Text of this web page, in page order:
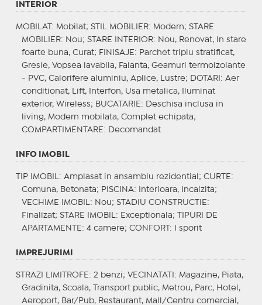
INTERIOR
MOBILAT : Mobilat; STIL MOBILIER: Modern; STARE
MOBILIER: Nou; STARE INTERIOR: Nou, Renovat, In stare
foarte buna, Curat; FINISAJE : Parchet triplu stratificat,
Gresie, Vopsea lavabila, Faianta, Geamuri termoizolante
- PVC, Calorifere aluminiu, Aplice, Lustre;
DOTARI : Aer
conditionat, Lift, Interfon, Usa metalica, Iluminat
exterior, Wireless; BUCATARIE : Deschisa inclusa in
living, Modern mobilata, Complet echipata;
COMPARTIMENTARE : Decomandat
INFO IMOBIL
TIP IMOBIL : Amplasat in ansamblu rezidential; CURTE :
Comuna, Betonata; PISCINA: Interioara, Incalzita;
VECHIME IMOBIL : Nou; STADIU CONSTRUCTIE :
Finalizat; STARE IMOBIL : Exceptionala;
TIPURI DE
APARTAMENTE : 4 camere; CONFORT : I sporit
IMPREJURIMI
STRAZI LIMITROFE : 2 benzi; VECINATATI : Magazine, Piata,
Gradinita, Scoala, Transport public, Metrou, Parc, Hotel,
Aeroport, Bar/Pub, Restaurant, Mall/Centru comercial,